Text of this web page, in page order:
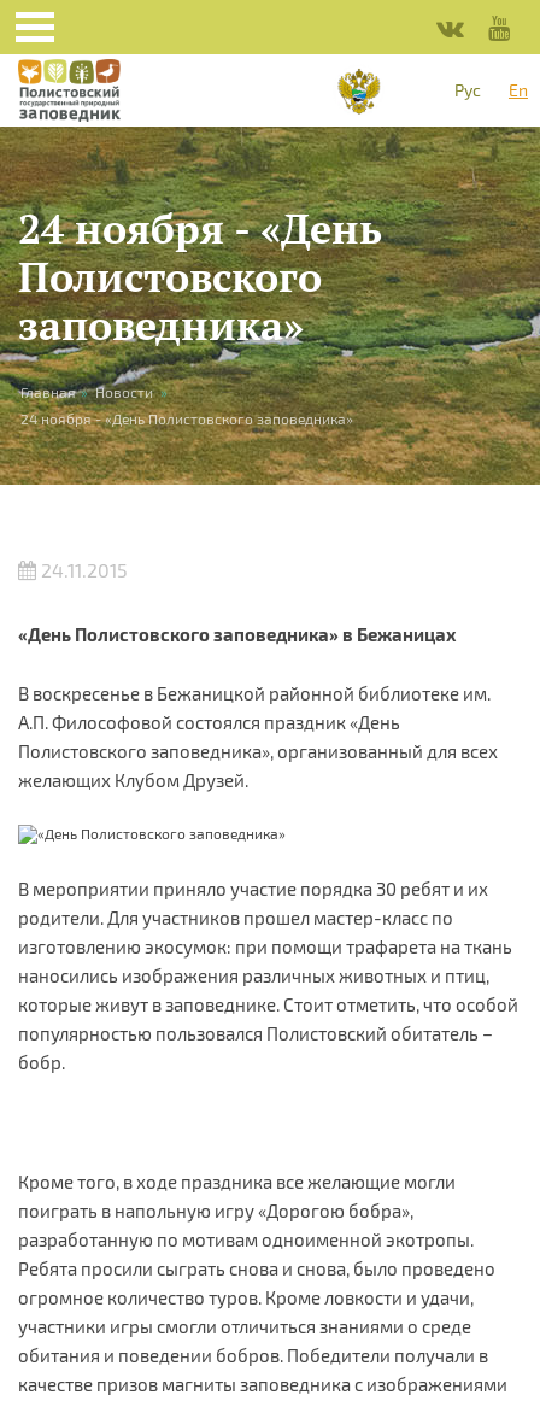
Skip to main content
Рус
En
24 ноября - «День
Полистовского
заповедника»
You are here
Главная » Новости »
24 ноября - «День Полистовского заповедника»
24.11.2015
«День Полистовского заповедника» в Бежаницах
В воскресенье в Бежаницкой районной библиотеке им.
А.П. Философовой состоялся праздник «День
Полистовского заповедника», организованный для всех
желающих Клубом Друзей.
В мероприятии приняло участие порядка 30 ребят и их
родители. Для участников прошел мастер-класс по
изготовлению экосумок: при помощи трафарета на ткань
наносились изображения различных животных и птиц,
которые живут в заповеднике. Стоит отметить, что особой
популярностью пользовался Полистовский обитатель –
бобр.
Кроме того, в ходе праздника все желающие могли
поиграть в напольную игру «Дорогою бобра»,
разработанную по мотивам одноименной экотропы.
Ребята просили сыграть снова и снова, было проведено
огромное количество туров. Кроме ловкости и удачи,
участники игры смогли отличиться знаниями о среде
обитания и поведении бобров. Победители получали в
качестве призов магниты заповедника с изображениями